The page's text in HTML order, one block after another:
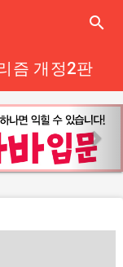
close
search
즘 개정2판
n
e
x